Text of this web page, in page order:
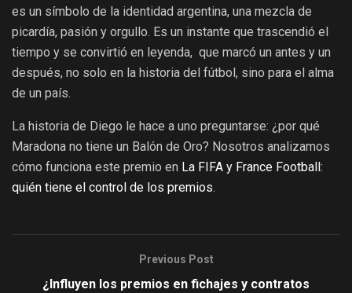
es un símbolo de la identidad argentina, una mezcla de
picardía, pasión y orgullo. Es un instante que trascendió el
tiempo y se convirtió en leyenda, que marcó un antes y un
después, no solo en la historia del fútbol, sino para el alma
de un país.
La historia de Diego le hace a uno preguntarse: ¿por qué
Maradona no tiene un Balón de Oro? Nosotros analizamos
cómo funciona este premio en La FIFA y France Football:
quién tiene el control de los premios.
Previous Post
¿Influyen los premios en fichajes y contratos